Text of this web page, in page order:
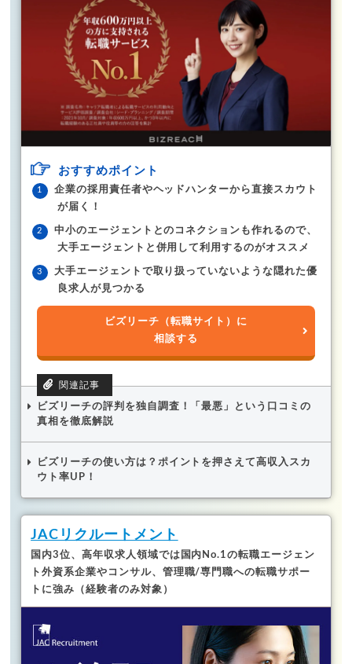
おすすめポイント
企業の採用責任者やヘッドハンターから直接スカウト
が届く！
中小のエージェントとのコネクションも作れるので、
大手エージェントと併用して利用するのがオススメ
大手エージェントで取り扱っていないような隠れた優
良求人が見つかる
ビズリーチ（転職サイト）に
相談する
ビズリーチの評判を独自調査！「最悪」という口コミの
真相を徹底解説
ビズリーチの使い方は？ポイントを押さえて高収入スカ
ウト率UP！
JACリクルートメント
国内3位、高年収求人領域では国内No.1の転職エージェン
ト外資系企業やコンサル、管理職/専門職への転職サポー
トに強み（経験者のみ対象）